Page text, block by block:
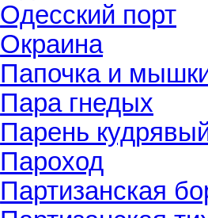
Одесский порт
Окраина
Папочка и
Пара гнедых
Парень
Пароход
Партизанская